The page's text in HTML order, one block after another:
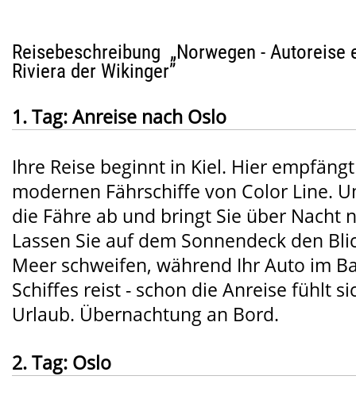
Reisebeschreibung „Norwegen - Autoreise
Riviera der Wikinger”
1. Tag: Anreise nach Oslo
Ihre Reise beginnt in Kiel. Hier
modernen Fährschiffe von Color Line.
die Fähre ab und bringt Sie über Nacht
Lassen Sie auf dem Sonnendeck den
Meer schweifen, während Ihr Auto im
Schiffes reist - schon die Anreise fühlt
Urlaub. Übernachtung an Bord.
2. Tag: Oslo